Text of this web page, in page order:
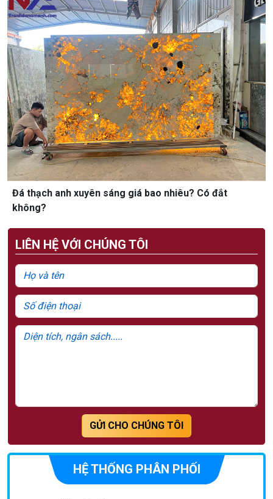
Đá thạch anh xuyên sáng giá bao nhiêu? Có đắt
không?
LIÊN HỆ VỚI CHÚNG TÔI
GỬI CHO CHÚNG TÔI
HỆ THỐNG PHÂN PHỐI